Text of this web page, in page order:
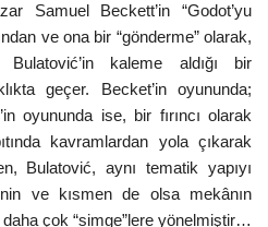
Samuel Beckett’in “Godot’yu
ve ona bir “gönderme” olarak,
kaleme aldığı bir
geçer. Becket’in oyununda;
oyununda ise, bir fırıncı olarak
kavramlardan yola çıkarak
Bulatović, aynı tematik yapıyı
ve kısmen de olsa mekânın
daha çok “simge”lere yönelmiştir…